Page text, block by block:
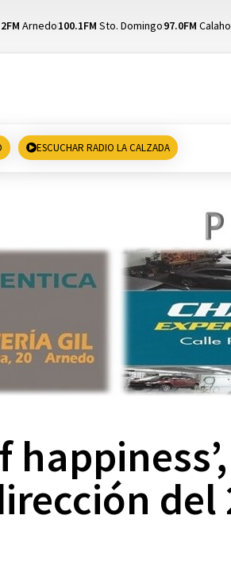
Arnedo100.1FM Sto. Domingo97.0FM
ESCUCHAR RADIO LA CALZADA
del